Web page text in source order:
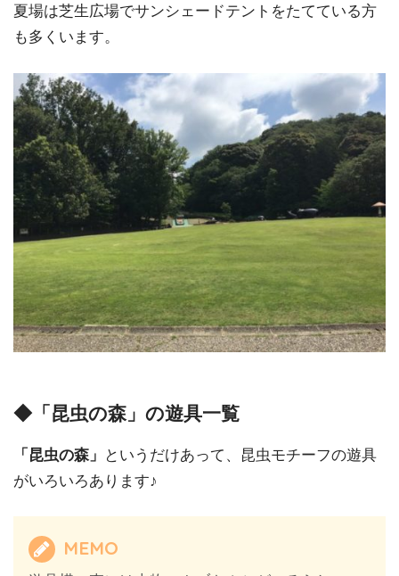
夏場は芝生広場でサンシェードテントをたてている方
も多くいます。
◆「昆虫の森」の遊具一覧
「昆虫の森」
というだけあって、昆虫モチーフの遊具
がいろいろあります♪
MEMO